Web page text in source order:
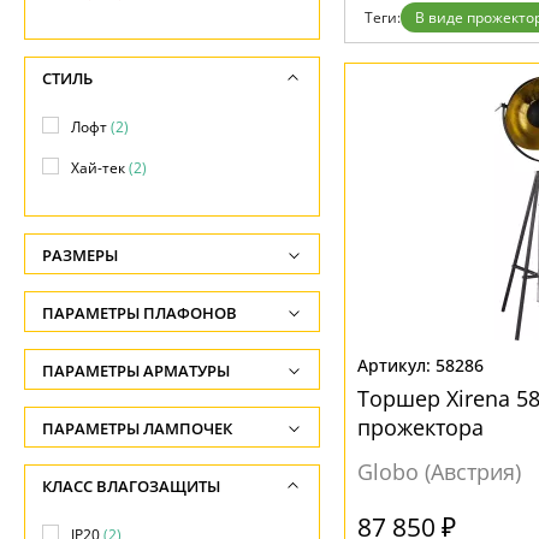
Возврат
Установка
Дизайнерам
Контакты
Современный
Флористика
Хай тек
Теги: В виде
58286
Торшер Xirena
прожектора
Globo (Австрия)
87 850 ₽
СТИЛЬ
Лофт(2)
Хай-тек(2)
РАЗМЕРЫ
Высота, см
-
Ширина, см
-
Диаметр, см
-
ПАРАМЕТРЫ ПЛАФОНОВ
ФОРМА ПЛАФОНА
Полушар(2)
ПОВЕРХНОСТЬ
Глянцевый
ПАРАМЕТРЫ АРМАТУРЫ
ЦВЕТ АРМАТУРЫ
Серый(1)
ПАРАМЕТРЫ ЛАМПОЧЕК
Количество ламп
-
КЛАСС ВЛАГОЗАЩИТЫ
IP20(2)